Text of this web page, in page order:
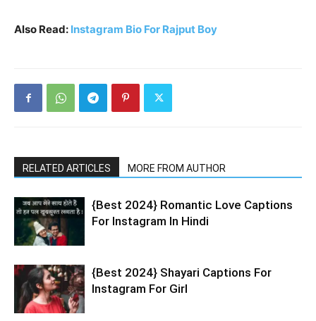
Also Read: Instagram Bio For Rajput Boy
RELATED ARTICLES MORE FROM AUTHOR
{Best 2024} Romantic Love Captions
For Instagram In Hindi
{Best 2024} Shayari Captions For
Instagram For Girl